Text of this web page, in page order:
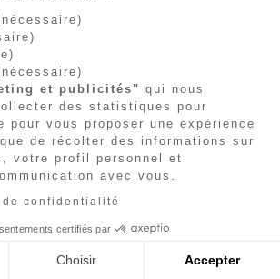
et publicités" qui nous
des statistiques pour
pour vous proposer une expérience
de récolter des informations sur
votre profil personnel et
avec vous.
confidentialité
certifiés par
Choisir Accepter